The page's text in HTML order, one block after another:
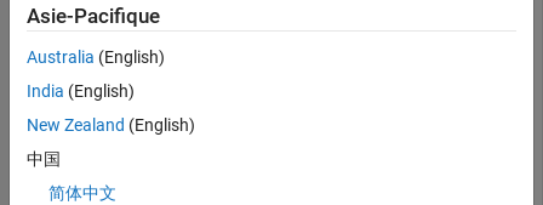
Asie-Pacifique
Australia (English)
India (English)
New Zealand (English)
中国
简体中文